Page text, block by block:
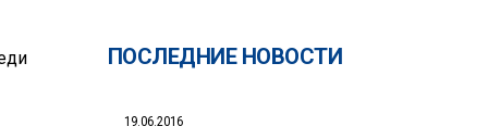
ПОСЛЕДНИЕ НОВОСТИ
19.06.2016